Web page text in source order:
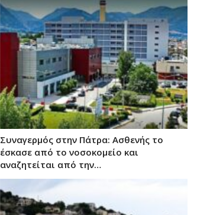
Συναγερμός στην Πάτρα: Ασθενής το
έσκασε από το νοσοκομείο και
αναζητείται από την…